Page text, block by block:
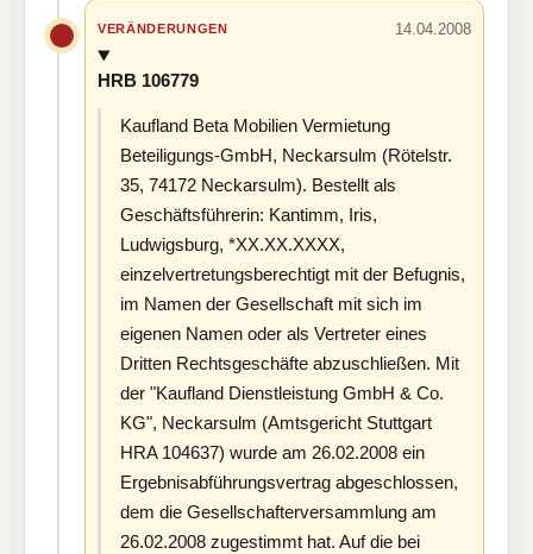
VERÄNDERUNGEN 14.04.2008
HRB 106779
Kaufland Beta Mobilien Vermietung
Beteiligungs-GmbH, Neckarsulm (Rötelstr.
35, 74172 Neckarsulm). Bestellt als
Geschäftsführerin: Kantimm, Iris,
Ludwigsburg, *XX.XX.XXXX,
einzelvertretungsberechtigt mit der Befugnis,
im Namen der Gesellschaft mit sich im
eigenen Namen oder als Vertreter eines
Dritten Rechtsgeschäfte abzuschließen. Mit
der "Kaufland Dienstleistung GmbH & Co.
KG", Neckarsulm (Amtsgericht Stuttgart
HRA 104637) wurde am 26.02.2008 ein
Ergebnisabführungsvertrag abgeschlossen,
dem die Gesellschafterversammlung am
26.02.2008 zugestimmt hat. Auf die bei